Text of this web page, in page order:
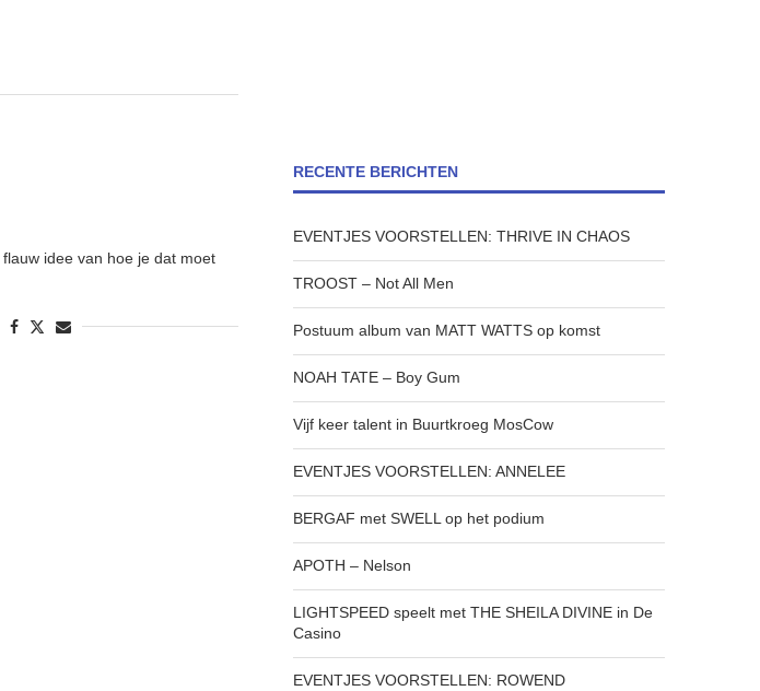
idee van hoe je dat moet
RECENTE BERICHTEN
EVENTJES VOORSTELLEN: THRIVE IN CHAOS
TROOST – Not All Men
Postuum album van MATT WATTS op komst
NOAH TATE – Boy Gum
Vijf keer talent in Buurtkroeg MosCow
EVENTJES VOORSTELLEN: ANNELEE
BERGAF met SWELL op het podium
APOTH – Nelson
LIGHTSPEED speelt met THE SHEILA DIVINE in De
Casino
EVENTJES VOORSTELLEN: ROWEND